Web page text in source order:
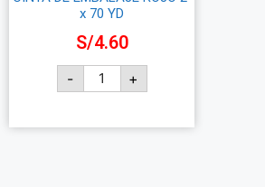
x 70 YD
S/4.60
-
+